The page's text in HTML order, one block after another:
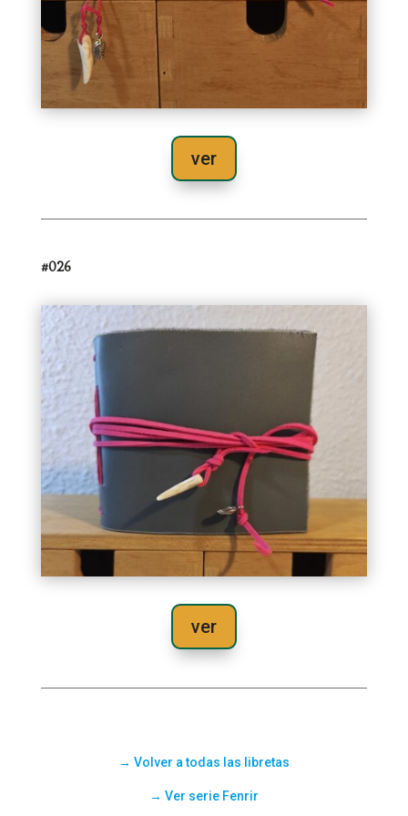
ver
#026
ver
→ Volver a todas las libretas
→ Ver serie Fenrir